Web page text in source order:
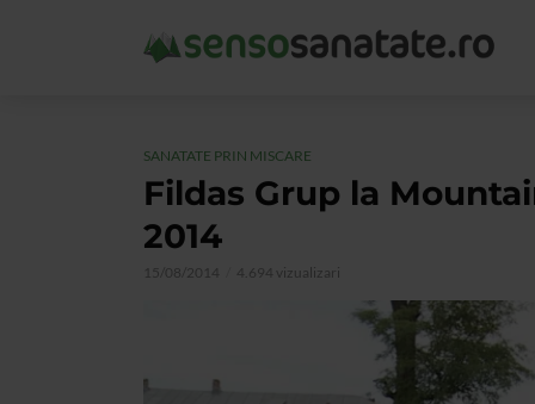
SANATATE PRIN MISCARE
Fildas Grup la
2014
15/08/2014 4.694 vizualizari